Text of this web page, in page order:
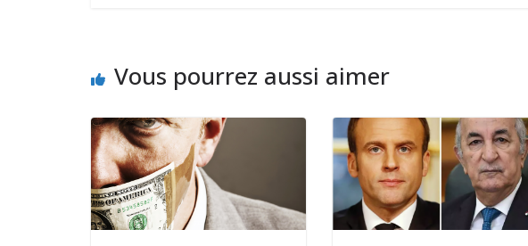
Vous pourrez aussi aimer